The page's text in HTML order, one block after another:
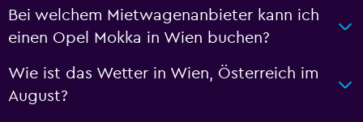
Bei welchem Mietwagenanbieter kann ich
einen Opel Mokka in Wien buchen?
Wie ist das Wetter in Wien, Österreich im
August?